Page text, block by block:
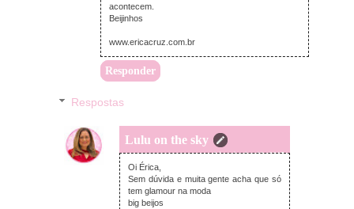
acontecem.
Beijinhos
www.ericacruz.com.br
Responder
Respostas
Lulu on the sky
quarta-feira, junho 10, 2015
Oi Érica,
Sem dúvida e muita gente acha que só
tem glamour na moda
big beijos